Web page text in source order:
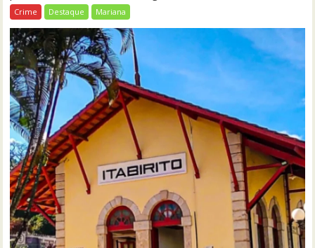
Crime Destaque Mariana